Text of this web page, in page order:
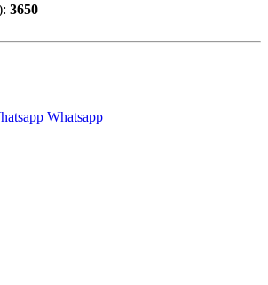
3650
Whatsapp